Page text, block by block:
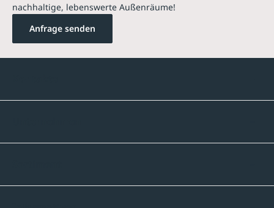
nachhaltige, lebenswerte Außenräume!
Anfrage senden